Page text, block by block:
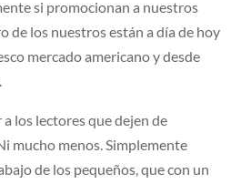
si promocionan a nuestros
de los nuestros están a día de hoy
mercado americano y desde
los lectores que dejen de
mucho menos. Simplemente
de los pequeños, que con un